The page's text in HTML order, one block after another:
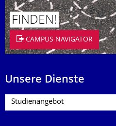
FINDEN!
CAMPUS NAVIGATOR
Unsere Dienste